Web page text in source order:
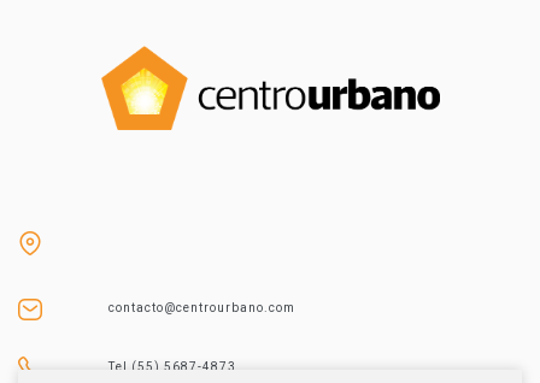
contacto@centrourbano.com
Tel (55) 5687-4873